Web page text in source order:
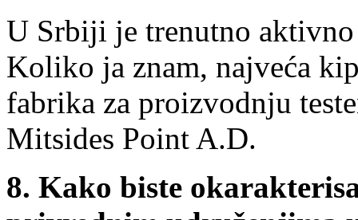
U Srbiji je trenutno
Koliko ja znam, najveća
fabrika za proizvodnju
Mitsides Point A.D.
8. Kako biste